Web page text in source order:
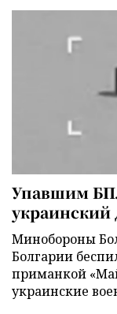
Упавшим
Минобороны
Болгарии
приманкой
украинские